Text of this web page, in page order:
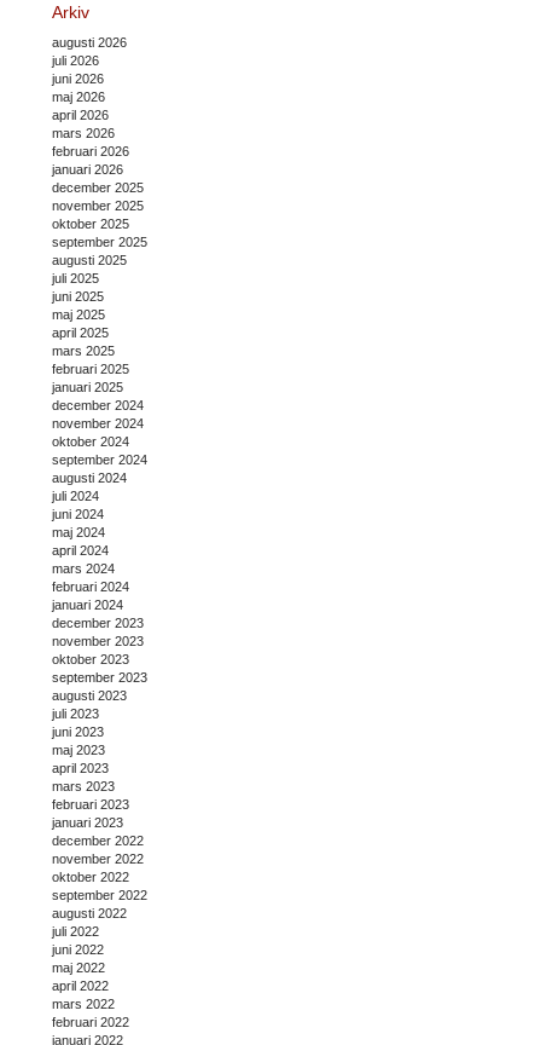
Arkiv
augusti 2026
juli 2026
juni 2026
maj 2026
april 2026
mars 2026
februari 2026
januari 2026
december 2025
november 2025
oktober 2025
september 2025
augusti 2025
juli 2025
juni 2025
maj 2025
april 2025
mars 2025
februari 2025
januari 2025
december 2024
november 2024
oktober 2024
september 2024
augusti 2024
juli 2024
juni 2024
maj 2024
april 2024
mars 2024
februari 2024
januari 2024
december 2023
november 2023
oktober 2023
september 2023
augusti 2023
juli 2023
juni 2023
maj 2023
april 2023
mars 2023
februari 2023
januari 2023
december 2022
november 2022
oktober 2022
september 2022
augusti 2022
juli 2022
juni 2022
maj 2022
april 2022
mars 2022
februari 2022
januari 2022